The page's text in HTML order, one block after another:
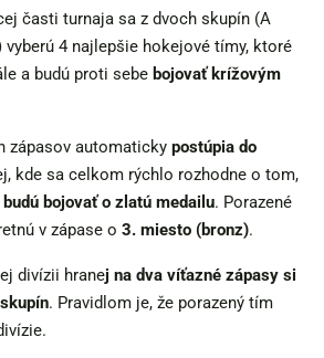
časti turnaja sa z dvoch skupín (A
vyberú 4 najlepšie hokejové tímy, ktoré
a budú proti sebe bojovať krížovým
zápasov automaticky postúpia do
kde sa celkom rýchlo rozhodne o tom,
bojovať o zlatú medailu. Porazené
v zápase o 3. miesto (bronz).
divízii hranej na dva víťazné zápasy si
. Pravidlom je, že porazený tím